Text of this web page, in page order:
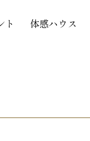
ト 体感ハウス